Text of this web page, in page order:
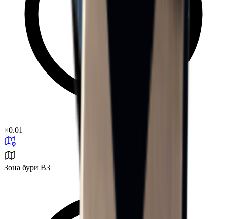
×0.01
Зона бури B3